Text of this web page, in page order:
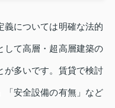
義については明確な法的
して高層・超高層建築の
が多いです。賃貸で検討
「安全設備の有無」など